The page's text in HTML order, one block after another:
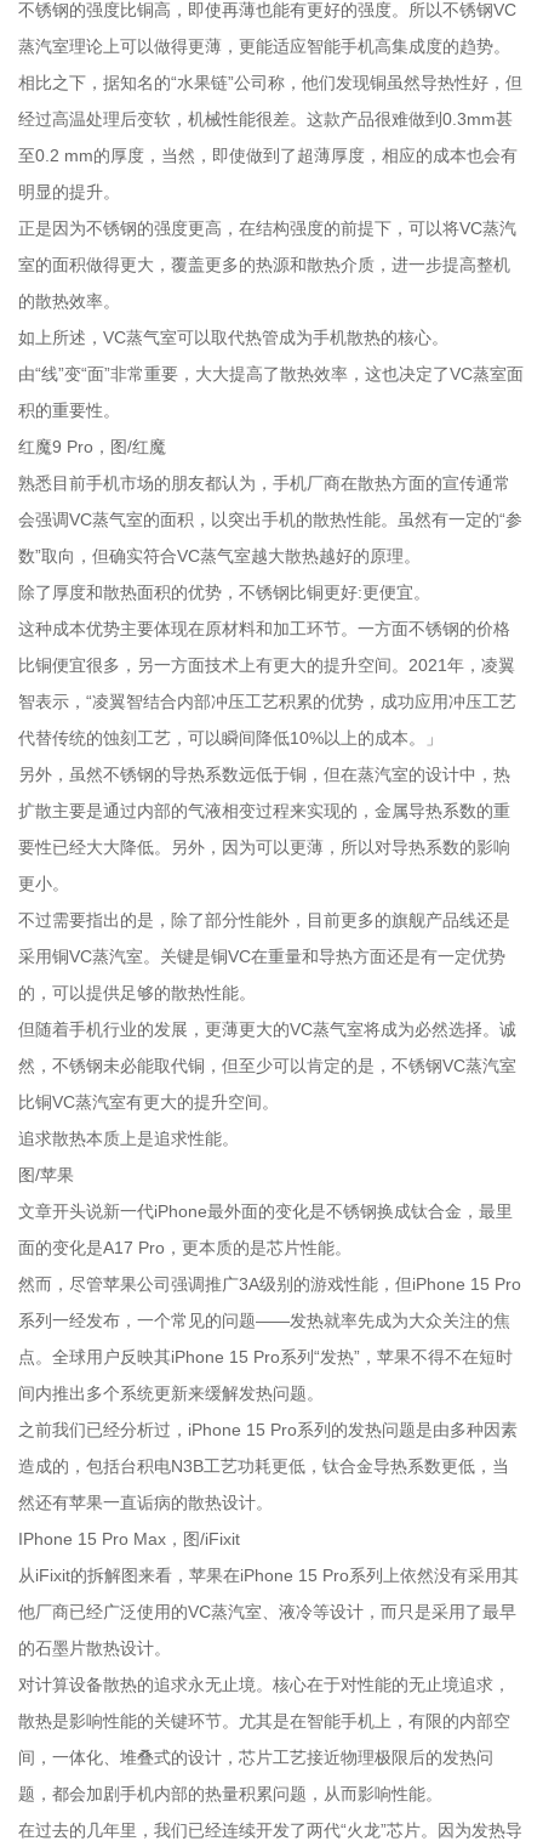
不锈钢的强度比铜高，即使再薄也能有更好的强度。所以不锈钢VC
蒸汽室理论上可以做得更薄，更能适应智能手机高集成度的趋势。
相比之下，据知名的“水果链”公司称，他们发现铜虽然导热性好，但
经过高温处理后变软，机械性能很差。这款产品很难做到0.3mm甚
至0.2 mm的厚度，当然，即使做到了超薄厚度，相应的成本也会有
明显的提升。
正是因为不锈钢的强度更高，在结构强度的前提下，可以将VC蒸汽
室的面积做得更大，覆盖更多的热源和散热介质，进一步提高整机
的散热效率。
如上所述，VC蒸气室可以取代热管成为手机散热的核心。
由“线”变“面”非常重要，大大提高了散热效率，这也决定了VC蒸室面
积的重要性。
红魔9 Pro，图/红魔
熟悉目前手机市场的朋友都认为，手机厂商在散热方面的宣传通常
会强调VC蒸气室的面积，以突出手机的散热性能。虽然有一定的“参
数”取向，但确实符合VC蒸气室越大散热越好的原理。
除了厚度和散热面积的优势，不锈钢比铜更好:更便宜。
这种成本优势主要体现在原材料和加工环节。一方面不锈钢的价格
比铜便宜很多，另一方面技术上有更大的提升空间。2021年，凌翼
智表示，“凌翼智结合内部冲压工艺积累的优势，成功应用冲压工艺
代替传统的蚀刻工艺，可以瞬间降低10%以上的成本。」
另外，虽然不锈钢的导热系数远低于铜，但在蒸汽室的设计中，热
扩散主要是通过内部的气液相变过程来实现的，金属导热系数的重
要性已经大大降低。另外，因为可以更薄，所以对导热系数的影响
更小。
不过需要指出的是，除了部分性能外，目前更多的旗舰产品线还是
采用铜VC蒸汽室。关键是铜VC在重量和导热方面还是有一定优势
的，可以提供足够的散热性能。
但随着手机行业的发展，更薄更大的VC蒸气室将成为必然选择。诚
然，不锈钢未必能取代铜，但至少可以肯定的是，不锈钢VC蒸汽室
比铜VC蒸汽室有更大的提升空间。
追求散热本质上是追求性能。
图/苹果
文章开头说新一代iPhone最外面的变化是不锈钢换成钛合金，最里
面的变化是A17 Pro，更本质的是芯片性能。
然而，尽管苹果公司强调推广3A级别的游戏性能，但iPhone 15 Pro
系列一经发布，一个常见的问题——发热就率先成为大众关注的焦
点。全球用户反映其iPhone 15 Pro系列“发热”，苹果不得不在短时
间内推出多个系统更新来缓解发热问题。
之前我们已经分析过，iPhone 15 Pro系列的发热问题是由多种因素
造成的，包括台积电N3B工艺功耗更低，钛合金导热系数更低，当
然还有苹果一直诟病的散热设计。
IPhone 15 Pro Max，图/iFixit
从iFixit的拆解图来看，苹果在iPhone 15 Pro系列上依然没有采用其
他厂商已经广泛使用的VC蒸汽室、液冷等设计，而只是采用了最早
的石墨片散热设计。
对计算设备散热的追求永无止境。核心在于对性能的无止境追求，
散热是影响性能的关键环节。尤其是在智能手机上，有限的内部空
间，一体化、堆叠式的设计，芯片工艺接近物理极限后的发热问
题，都会加剧手机内部的热量积累问题，从而影响性能。
在过去的几年里，我们已经连续开发了两代“火龙”芯片。因为发热导